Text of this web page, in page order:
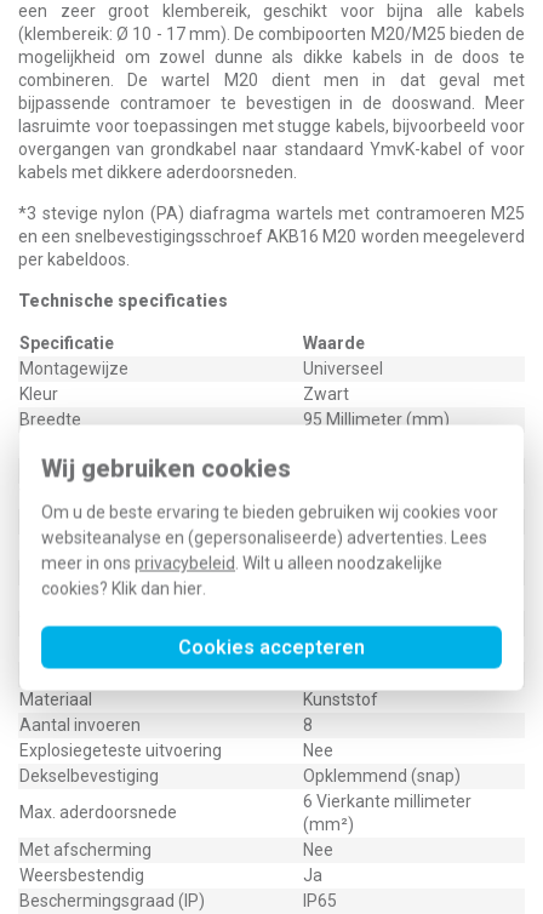
Wij gebruiken cookies
Om u de beste ervaring te bieden gebruiken wij cookies voor
websiteanalyse en (gepersonaliseerde) advertenties. Lees
meer in ons privacybeleid. Wilt u alleen noodzakelijke
cookies? Klik dan hier.
Cookies accepteren
een zeer groot klembereik, geschikt voor bijna alle kabels
(klembereik: Ø 10 - 17 mm). De combipoorten M20/M25 bieden de
mogelijkheid om zowel dunne als dikke kabels in de doos te
combineren. De wartel M20 dient men in dat geval met
bijpassende contramoer te bevestigen in de dooswand. Meer
lasruimte voor toepassingen met stugge kabels, bijvoorbeeld voor
overgangen van grondkabel naar standaard YmvK-kabel of voor
kabels met dikkere aderdoorsneden.
*3 stevige nylon (PA) diafragma wartels met contramoeren M25
en een snelbevestigingsschroef AKB16 M20 worden meegeleverd
per kabeldoos.
Technische specificaties
Specificatie
Waarde
Montagewijze
Universeel
Kleur
Zwart
Breedte
95 Millimeter (mm)
Diepte
Oppervlaktebescherming
Onbehandeld
Uitgerust met
Overig
Nom. isolatiespanning Ui
690 Volt (V)
Lengte
Verzegelbaar
Nee
Geen
Gebruikstemperatuur
-40 - 70 graden Celsius (°C)
Materiaal
Kunststof
Aantal invoeren
8
Explosiegeteste uitvoering
Nee
Dekselbevestiging
Opklemmend (snap)
Max. aderdoorsnede
6 Vierkante millimeter
(mm²)
Met afscherming
Nee
Weersbestendig
Ja
Beschermingsgraad (IP)
IP65